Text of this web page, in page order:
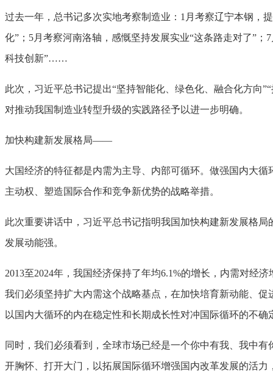
过去一年，总书记多次实地考察制造业：1月考察辽宁本钢，
化”；5月考察河南洛轴，感慨坚持发展实业“这条路走对了”
科技创新”……
此次，习近平总书记提出“坚持智能化、绿色化、融合化方向
对推动我国制造业转型升级的实践路径予以进一步明确。
加快构建新发展格局——
大国经济的特征都是内需为主导、内部可循环。做强国内大
主动权、塑造国际合作和竞争新优势的战略举措。
此次重要讲话中，习近平总书记指明我国加快构建新发展格
发展动能强。
2013至2024年，我国经济保持了年均6.1%的增长，内需对经
我们必须坚持扩大内需这个战略基点，在加快培育新动能、
以国内大循环的内在稳定性和长期成长性对冲国际循环的不确
同时，我们必须看到，全球市场已经是一个你中有我、我中
开胸怀、打开大门，以拓展国际循环增强国内改革发展的活